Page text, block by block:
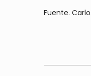
Fuente.